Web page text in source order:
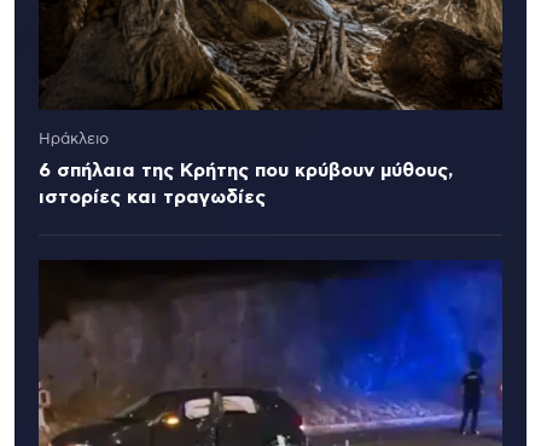
Ηράκλειο
6 σπήλαια της Κρήτης που κρύβουν μύθους,
ιστορίες και τραγωδίες